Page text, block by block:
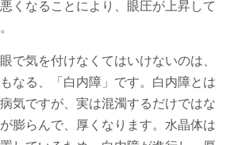
くなることにより、眼圧が上昇して
で気を付けなくてはいけないのは、
なる、「白内障」です。白内障とは
気ですが、実は混濁するだけではな
膨らんで、厚くなります。水晶体は